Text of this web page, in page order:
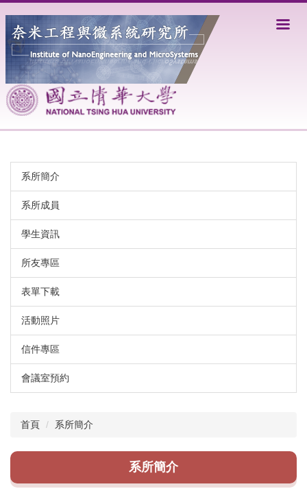
主
要
容
區
系所簡介
系所成員
學生資訊
所友專區
表單下載
活動照片
信件專區
會議室預約
首頁 系所簡介
系所簡介